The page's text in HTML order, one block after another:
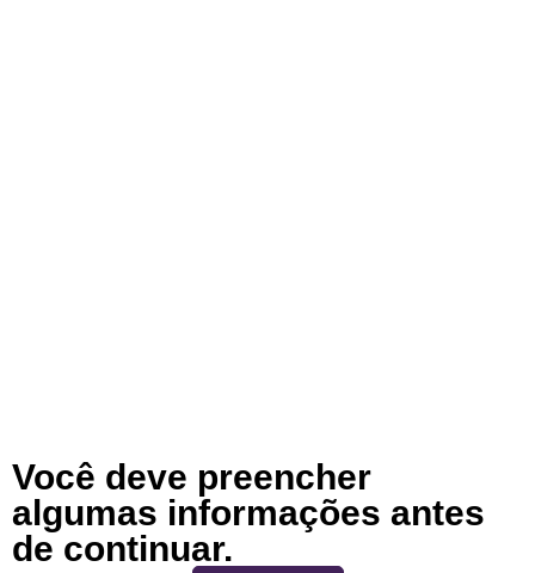
Você deve preencher
algumas informações antes
de continuar.